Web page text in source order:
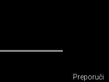
Preporuči